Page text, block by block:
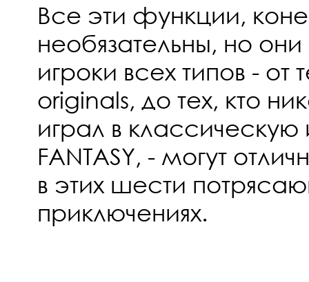
Все эти функции,
необязательны, но они
игроки всех типов - от
originals, до тех, кто
играл в классическую
FANTASY, - могут
в этих шести
приключениях.